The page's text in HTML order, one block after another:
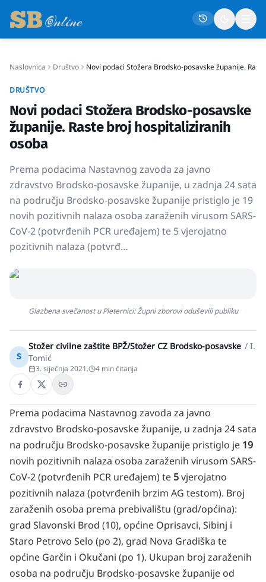
Politika
Gospodarstvo
Crna kronika
Sport
Kultura
Osmrtnice
Naslovnica Društvo Novi podaci Stožera Brodsko-posavske županije.
DRUŠTVO
Novi podaci Stožera Brodsko-posavske
županije. Raste broj hospitaliziranih
osoba
Prema podacima Nastavnog zavoda za javno
zdravstvo Brodsko-posavske županije, u zadnja 24 sata
na području Brodsko-posavske županije pristiglo je 19
novih pozitivnih nalaza osoba zaraženih virusom SARS-
CoV-2 (potvrđenih PCR uređajem) te 5 vjerojatno
pozitivnih nalaza (potvrđ…
Glazbena svečanost u Pleternici: Župni zborovi oduševili publiku
S
Stožer civilne zaštite BPŽ/Stožer CZ Brodsko-posavske /I.
Tomić
3. siječnja 2021. 4 min čitanja
Prema podacima Nastavnog zavoda za javno
zdravstvo Brodsko-posavske županije, u zadnja 24 sata
na području Brodsko-posavske županije pristiglo je 19
novih pozitivnih nalaza osoba zaraženih virusom SARS-
CoV-2 (potvrđenih PCR uređajem) te 5vjerojatno
pozitivnih nalaza (potvrđenih brzim AG testom). Broj
zaraženih osoba prema prebivalištu (grad/općina):
grad Slavonski Brod (10), općine Oprisavci, Sibinj i
Staro Petrovo Selo (po 2), grad Nova Gradiška te
općine Garčin i Okučani (po 1). Ukupan broj zaraženih
osoba na području Brodsko-posavske županije od